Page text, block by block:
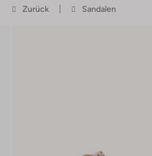
Zurück Sandalen